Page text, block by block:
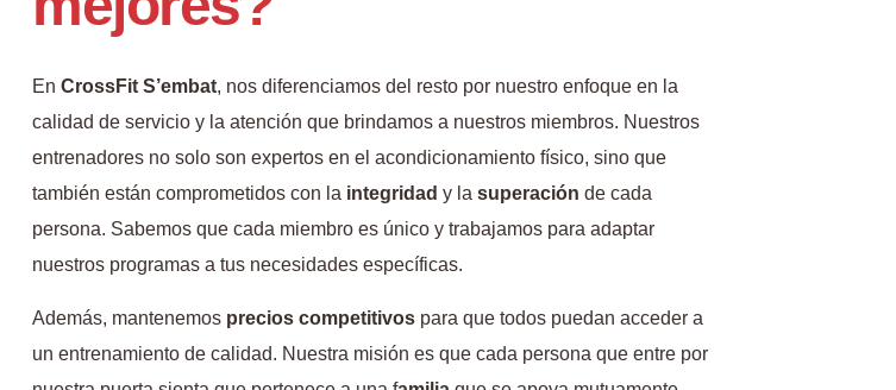
En CrossFit S’embat, nos diferenciamos del resto por nuestro enfoque en la
calidad de servicio y la atención que brindamos a nuestros miembros. Nuestros
entrenadores no solo son expertos en el acondicionamiento físico, sino que
también están comprometidos con la integridad y la superación de cada
persona. Sabemos que cada miembro es único y trabajamos para adaptar
nuestros programas a tus necesidades específicas.
Además, mantenemos precios competitivos para que todos puedan acceder a
un entrenamiento de calidad. Nuestra misión es que cada persona que entre por